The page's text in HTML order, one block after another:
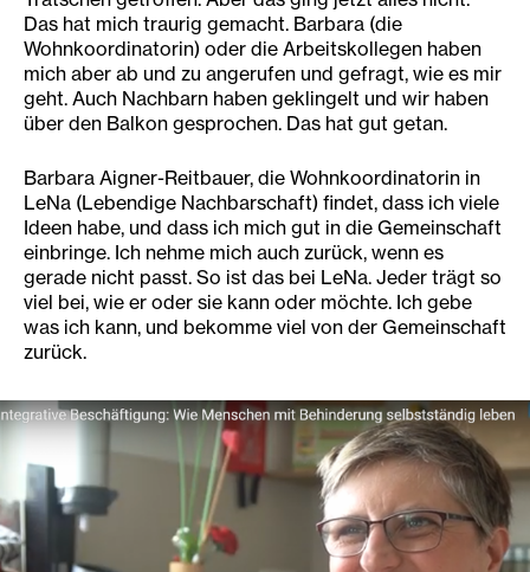
Das hat mich traurig gemacht. Barbara (die
Wohnkoordinatorin) oder die Arbeitskollegen haben
mich aber ab und zu angerufen und gefragt, wie es mir
geht. Auch Nachbarn haben geklingelt und wir haben
über den Balkon gesprochen. Das hat gut getan.
Barbara Aigner-Reitbauer, die Wohnkoordinatorin in
LeNa (Lebendige Nachbarschaft) findet, dass ich viele
Ideen habe, und dass ich mich gut in die Gemeinschaft
einbringe. Ich nehme mich auch zurück, wenn es
gerade nicht passt. So ist das bei LeNa. Jeder trägt so
viel bei, wie er oder sie kann oder möchte. Ich gebe
was ich kann, und bekomme viel von der Gemeinschaft
zurück.